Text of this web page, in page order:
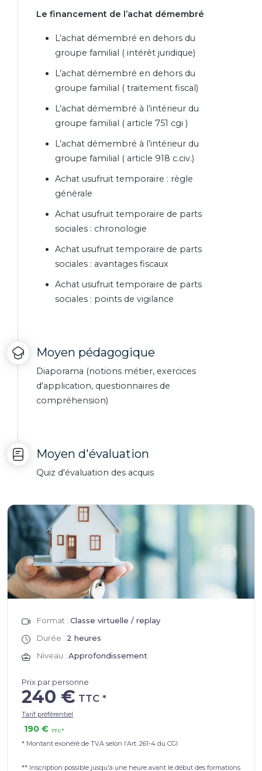
Le financement de l’achat démembré
L’achat démembré en dehors du
groupe familial ( intérêt juridique)
L’achat démembré en dehors du
groupe familial ( traitement fiscal)
L’achat démembré à l’intérieur du
groupe familial ( article 751 cgi )
L’achat démembré à l’intérieur du
groupe familial ( article 918 c.civ.)
Achat usufruit temporaire : règle
générale
Achat usufruit temporaire de parts
sociales : chronologie
Achat usufruit temporaire de parts
sociales : avantages fiscaux
Achat usufruit temporaire de parts
sociales : points de vigilance
Moyen pédagogique
Diaporama (notions métier, exercices
d'application, questionnaires de
compréhension)
Moyen d'évaluation
Quiz d'évaluation des acquis
Format : Classe virtuelle / replay
Durée : 2 heures
Niveau : Approfondissement
Prix par personne
240 €
Tarif préférentiel
190 €
* Montant exonéré de TVA selon l’Art. 261-4 du CGI
** Inscription possible jusqu'à une heure avant le début des formations